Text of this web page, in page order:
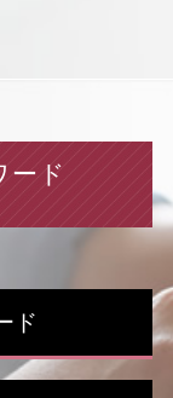
ード
ド